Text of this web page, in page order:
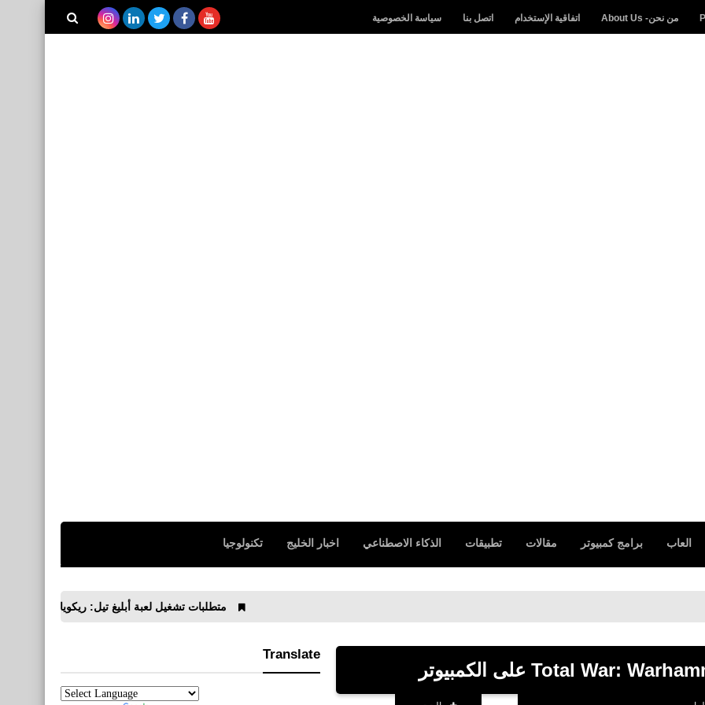
من نحن- About Us اتفاقية الإستخدام اتصل بنا سياسة الخصوصية
العاب برامج كمبيوتر مقالات تطبيقات الذكاء الاصطناعي اخبار الخليج تكنولوجيا
متطلبات تشغيل لعبة أبليغ تيل: ريكويام A Plague Tale: Requiem
Translate